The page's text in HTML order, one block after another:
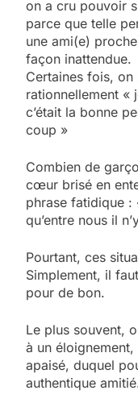
on a cru pouvoir
parce que telle
une ami(e)
façon inattendue.
Certaines fois,
rationnellement «
c’était la bonne
coup »
Combien de
cœur brisé en
phrase fatidique :
qu’entre nous il
Pourtant, ces
Simplement, il
pour de bon.
Le plus souvent,
à un
apaisé, duquel
authentique